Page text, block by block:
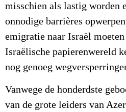
misschien als lastig worden
onnodige barrières
emigratie naar Israël
Israëlische papierenwereld
nog genoeg
Vanwege de honderdste
van de grote leiders van